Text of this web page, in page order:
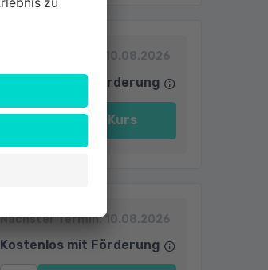
10.08.2026
Kostenlos mit Förderung
Zum Kurs
Nächster Termin:10.08.2026
Kostenlos mit Förderung